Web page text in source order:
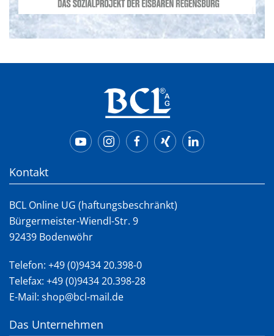
Kontakt
BCL Online UG (haftungsbeschränkt)
Bürgermeister-Wiendl-Str. 9
92439 Bodenwöhr
Telefon: +49 (0)9434 20.398-0
Telefax: +49 (0)9434 20.398-28
E-Mail: shop@bcl-mail.de
Das Unternehmen